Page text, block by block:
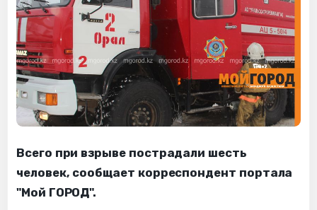
Всего при взрыве пострадали шесть
человек, сообщает корреспондент портала
"Мой ГОРОД".